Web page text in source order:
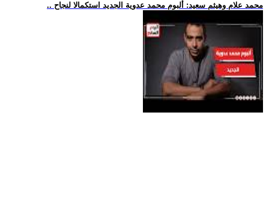
.. محمد علام وهيثم سعيد: ألبوم محمد عدوية الجديد استكمالا لنجاح